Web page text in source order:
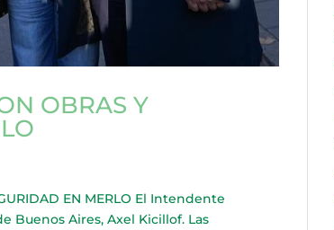
OBRAS Y
EN MERLO El Intendente
Buenos Aires, Axel Kicillof. Las